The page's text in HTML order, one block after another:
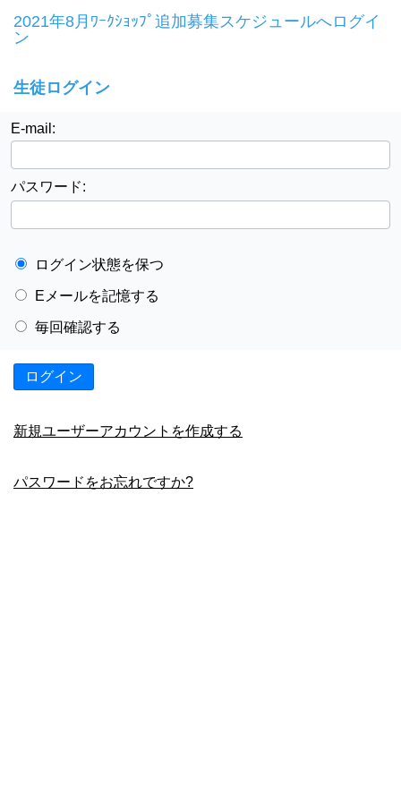
2021年8月ﾜｰｸｼｮｯﾌﾟ追加募集スケジュールへログイ
ン
生徒ログイン
E-mail:
パスワード:
ログイン状態を保つ
Eメールを記憶する
毎回確認する
ログイン
新規ユーザーアカウントを作成する
パスワードをお忘れですか?